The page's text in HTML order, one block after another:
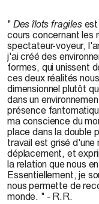
" Des îlots fragilesest
cours concernant les
spectateur-voyeur,
j'ai créé des
formes, qui unissent
ces deux réalités
dimensionnel plutôt
dans un
présence
ma conscience du
place dans la double
travail est grisé
déplacement, et
la relation que nous
Essentiellement, je
nous permette de
monde. " - R.R.